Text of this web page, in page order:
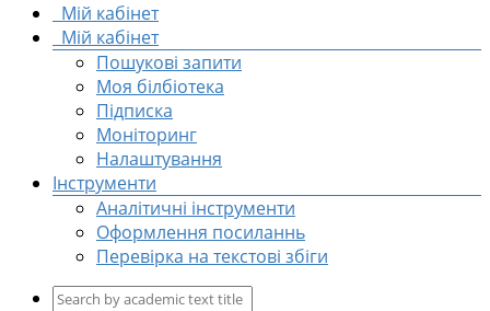
Мій кабінет
Мій кабінет
Пошукові запити
Моя білбіотека
Підписка
Моніторинг
Налаштування
Інструменти
Аналітичні інструменти
Оформлення посиланнь
Перевірка на текстові збіги